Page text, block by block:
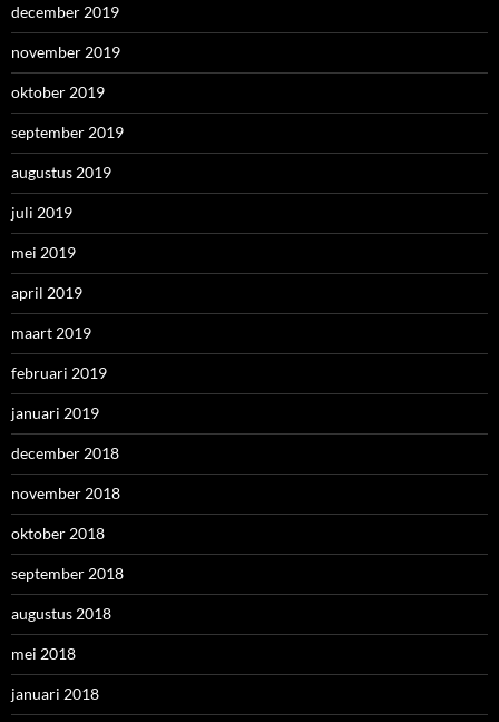
december 2019
november 2019
oktober 2019
september 2019
augustus 2019
juli 2019
mei 2019
april 2019
maart 2019
februari 2019
januari 2019
december 2018
november 2018
oktober 2018
september 2018
augustus 2018
mei 2018
januari 2018